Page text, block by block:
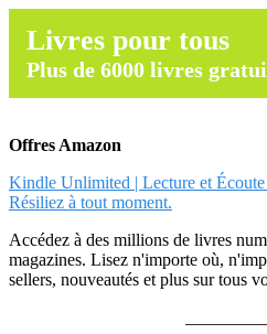
Livres pour tous
Plus de 6000 livres
Offres Amazon
Kindle Unlimited | Lecture et
Résiliez à tout moment.
Accédez à des millions de livres
magazines. Lisez n'importe où,
sellers, nouveautés et plus sur tous